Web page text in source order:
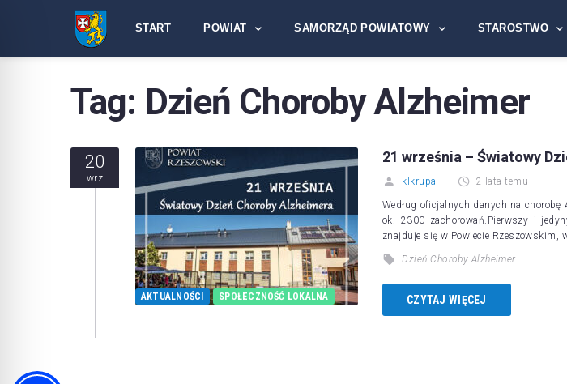
START POWIAT SAMORZĄD POWIATOWY STAROSTWO
Tag: Dzień Choroby Alzheimer
20
wrz
AKTUALNOŚCI SPOŁECZNOŚĆ LOKALNA
21 września – Światowy
klkrupa 2 lata temu
Według oficjalnych danych na
ok. 2300 zachorowań.Pierwszy i
znajduje się w Powiecie Rzeszowskim,
Dzień Choroby Alzheimer
CZYTAJ WIĘCEJ